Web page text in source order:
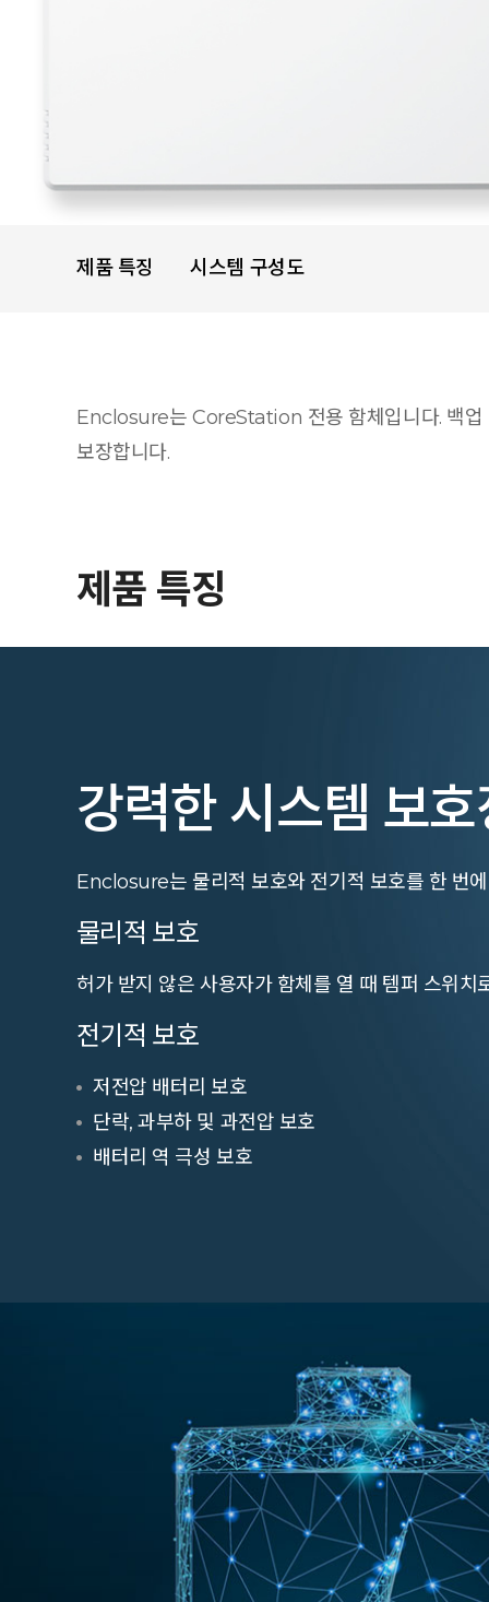
제품 특징 시스템 구성도
Enclosure는 CoreStation 전용 함체입니다. 백업
보장합니다.
제품 특징
강력한 시스템 보
Enclosure는 물리적 보호와 전기적 보호를 한 번
물리적 보호
허가 받지 않은 사용자가 함체를 열 때 템퍼 스위치
전기적 보호
저전압 배터리 보호
단락, 과부하 및 과전압 보호
배터리 역 극성 보호